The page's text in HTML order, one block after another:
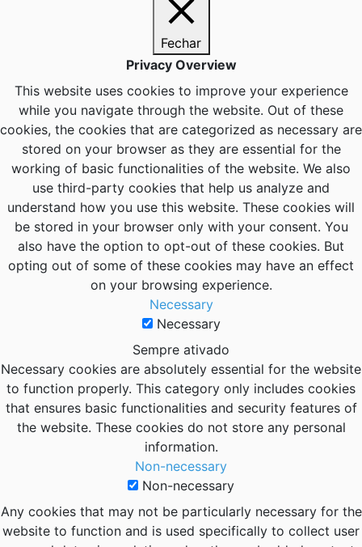
Fechar
Privacy Overview
This website uses cookies to improve your experience
while you navigate through the website. Out of these
cookies, the cookies that are categorized as necessary are
stored on your browser as they are essential for the
working of basic functionalities of the website. We also
use third-party cookies that help us analyze and
understand how you use this website. These cookies will
be stored in your browser only with your consent. You
also have the option to opt-out of these cookies. But
opting out of some of these cookies may have an effect
on your browsing experience.
Necessary
Necessary
Sempre ativado
Necessary cookies are absolutely essential for the website
to function properly. This category only includes cookies
that ensures basic functionalities and security features of
the website. These cookies do not store any personal
information.
Non-necessary
Non-necessary
Any cookies that may not be particularly necessary for the
website to function and is used specifically to collect user